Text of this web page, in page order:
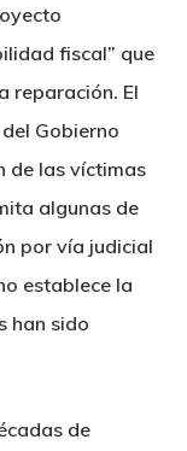
fiscal” que
reparación. El
Gobierno
de las víctimas
algunas de
por vía judicial
establece la
han sido
de